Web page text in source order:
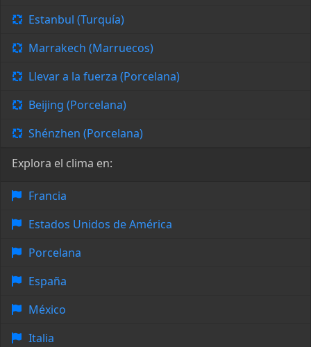
Estanbul (Turquía)
Marrakech (Marruecos)
Llevar a la fuerza (Porcelana)
Beijing (Porcelana)
Shénzhen (Porcelana)
Explora el clima en:
Francia
Estados Unidos de América
Porcelana
España
México
Italia